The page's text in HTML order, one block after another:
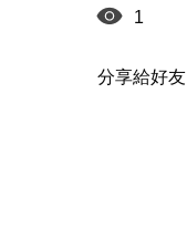
1
分享給好友